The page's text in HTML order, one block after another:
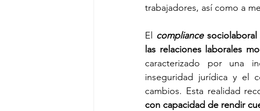
trabajadores, así como a
El compliance sociolaboral
las relaciones laborales
caracterizado por una
inseguridad jurídica y el
cambios. Esta realidad
con capacidad de rendir